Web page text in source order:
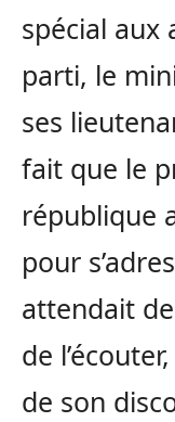
spécial aux
parti, le
ses
fait que le
république
pour
attendait
de
de son